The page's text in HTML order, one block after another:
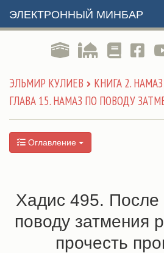
ЭЛЕКТРОННЫЙ МИНБАР
ЭЛЬМИР КУЛИЕВ
КНИГА 2. НАМАЗ
ГЛАВА 15. НАМАЗ ПО ПОВОДУ
Оглавление
Хадис 495.
поводу затмения
прочесть